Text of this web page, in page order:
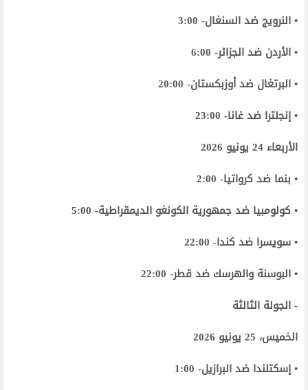
• النرويج ضد السنغال- 3:00
• الأردن ضد الجزائر- 6:00
• البرتغال ضد أوزبكستان- 20:00
• إنجلترا ضد غانا- 23:00
الأربعاء 24 يونيو 2026
• بنما ضد كرواتيا- 2:00
• كولومبيا ضد جمهورية الكونغو الديمقراطية- 5:00
• سويسرا ضد كندا- 22:00
• البوسنة والهرسك ضد قطر- 22:00
- الجولة الثالثة
الخميس، 25 يونيو 2026
• إسكتلندا ضد البرازيل- 1:00